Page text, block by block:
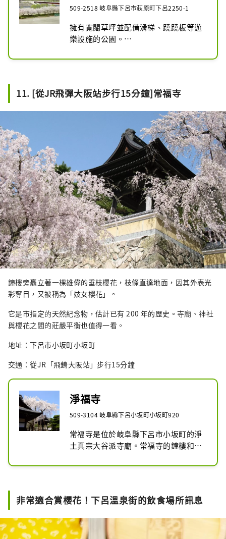
509-2518 岐阜縣下呂市萩原町下呂2250-1
擁有寬闊草坪並配備滑梯、蹺蹺板等遊
樂設施的公園。
春天，350棵櫻花樹盛開。
享受運動的樂趣。
11. [從JR飛彈大阪站步行15分鐘]常福寺
鐘樓旁矗立著一棵雄偉的垂枝櫻花，枝條直達地面，因其外表光
彩奪目，又被稱為「妓女櫻花」。
它是市指定的天然紀念物，估計已有 200 年的歷史。寺廟、神社
與櫻花之間的莊嚴平衡也值得一看。
地址：下呂市小坂町小坂町
交通：從JR「飛鎢大阪站」步行15分鐘
淨福寺
509-3104 岐阜縣下呂小坂町小坂町920
常福寺是位於岐阜縣下呂市小坂町的淨
土真宗大谷派寺廟。常福寺的鐘樓和盆
地區的城主、櫻戶城的城主三木義賴的
枝櫻花樹的枝條直達地面，也被稱為
10m，週長2.5m，1972年被下呂市指
非常適合賞櫻花！下呂溫泉街的飲食場所訊息